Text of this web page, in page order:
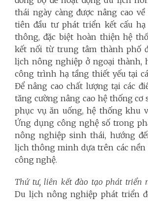
thái ngày càng được nâng cao
tiên đầu tư phát triển kết cấu
thông, đặc biệt hoàn thiện hệ
kết nối từ trung tâm thành phố
lịch nông nghiệp ở ngoại thành,
công trình hạ tầng thiết yếu tại
Để nâng cao chất lượng tại các
tăng cường nâng cao hệ thống cơ
phục vụ ăn uống, hệ thống khu
Ứng dụng công nghệ số trong
nông nghiệp sinh thái, hướng
lịch thông minh dựa trên các nền
công nghệ.
Thứ tư, liên kết đào tạo phát triển
Du lịch nông nghiệp phát triển